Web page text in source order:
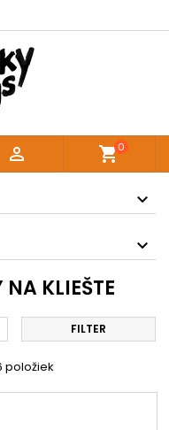
 shopping_cart0
KLIEŠTE
FILTER
položiek